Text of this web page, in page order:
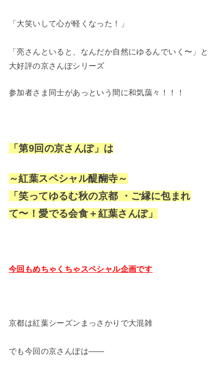
「大笑いして心が軽くなった！」
「亮さんといると、なんだか自然にゆるんでいく〜」と
大好評の京さんぽシリーズ
参加者さま同士があっという間に和気藹々！！！
「第9回の京さんぽ」 は
～紅葉スペシャル醍醐寺～
「笑ってゆるむ秋の京都 ・ご縁に包まれ
て〜！愛でる会食＋紅葉さんぽ」
今回もめちゃくちゃスペシャル企画です
京都は紅葉シーズンまっさかりで大混雑
でも今回の京さんぽは――